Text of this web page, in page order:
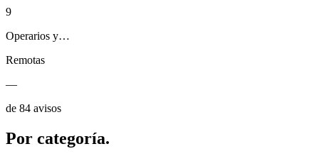
9
Operarios y…
Remotas
—
de 84 avisos
Por categoría.